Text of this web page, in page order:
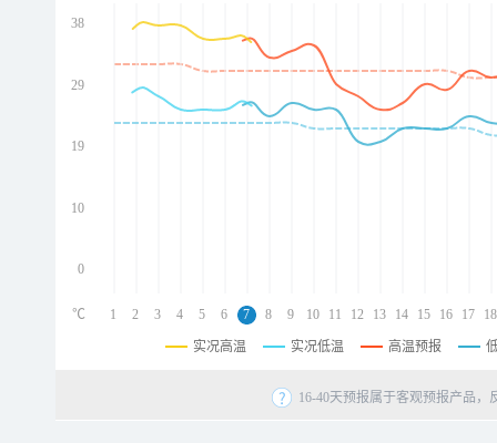
38
29
19
10
0
1 2 3 4 5 6 7 8 9 10 11 12 13 14 15 16 17 18
℃
实况高温 实况低温 高温预报
16-40天预报属于客观预报产品